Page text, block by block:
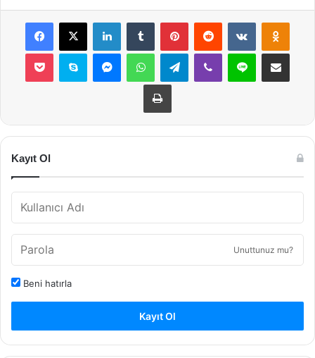
Facebook
X LinkedInTumblr PinterestReddit VKontakte
Pocket Skype MessengerWhatsAppTelegramViber Line E-Posta ile
Yazdır
Kayıt Ol
Unuttunuz mu?
Beni hatırla
Kayıt Ol